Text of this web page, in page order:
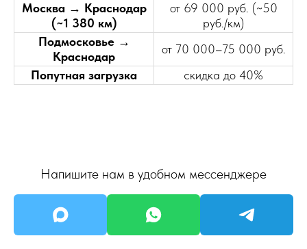
Москва → Краснодар
(~1 380 км)
от 69 000 руб. (~50
руб./км)
Подмосковье →
Краснодар
от 70 000–75 000 руб.
Попутная загрузка
скидка до 40%
Напишите нам в удобном мессенджере